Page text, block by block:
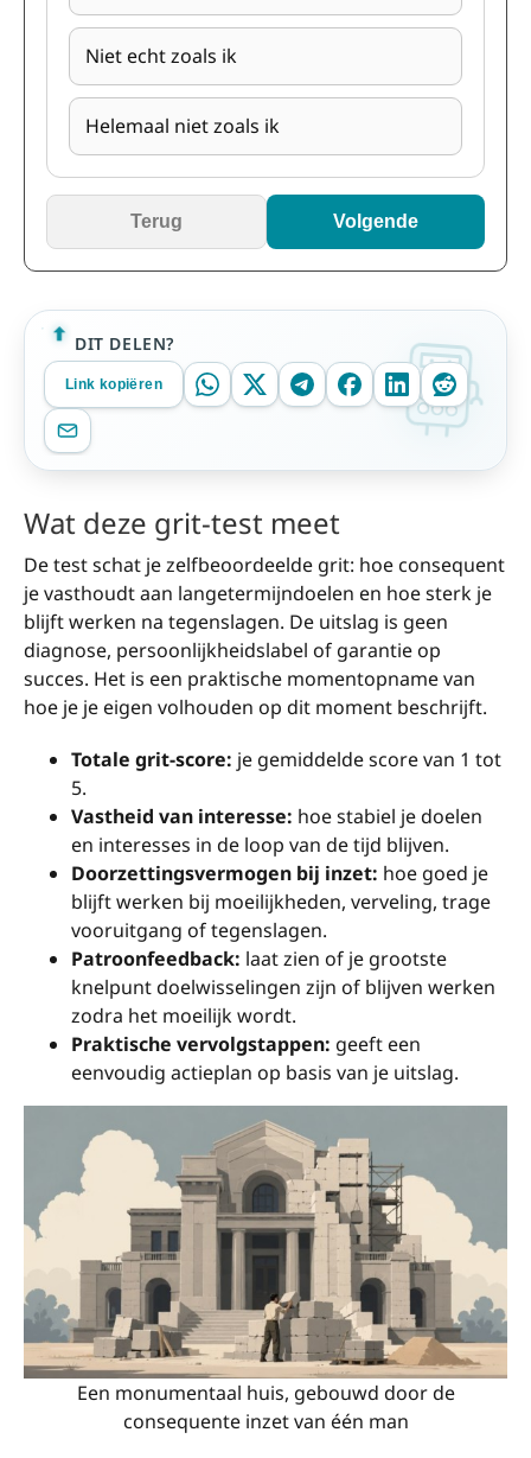
Niet echt zoals ik
Helemaal niet zoals ik
Terug Volgende
DIT DELEN?
Link kopiëren
Wat deze grit-test meet
De test schat je zelfbeoordeelde grit: hoe consequent
je vasthoudt aan langetermijndoelen en hoe sterk je
blijft werken na tegenslagen. De uitslag is geen
diagnose, persoonlijkheidslabel of garantie op
succes. Het is een praktische momentopname van
hoe je je eigen volhouden op dit moment beschrijft.
Totale grit-score: je gemiddelde score van 1 tot
5.
Vastheid van interesse: hoe stabiel je doelen
en interesses in de loop van de tijd blijven.
Doorzettingsvermogen bij inzet: hoe goed je
blijft werken bij moeilijkheden, verveling, trage
vooruitgang of tegenslagen.
Patroonfeedback: laat zien of je grootste
knelpunt doelwisselingen zijn of blijven werken
zodra het moeilijk wordt.
Praktische vervolgstappen: geeft een
eenvoudig actieplan op basis van je uitslag.
Een monumentaal huis, gebouwd door de
consequente inzet van één man